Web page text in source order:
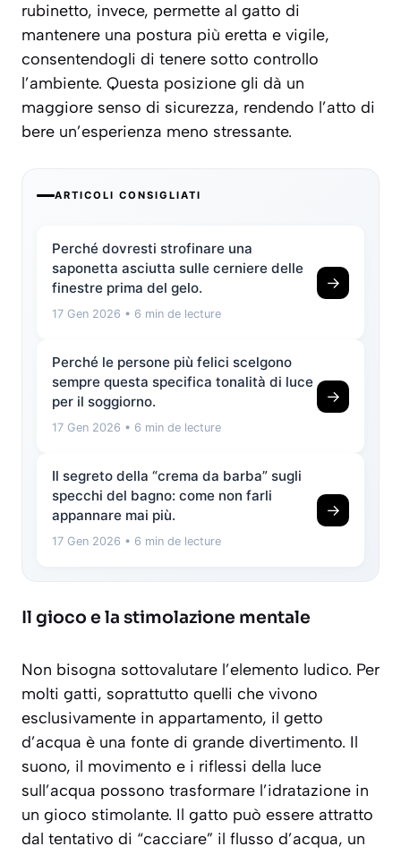
rubinetto, invece, permette al gatto di
mantenere una postura più eretta e vigile,
consentendogli di tenere sotto controllo
l’ambiente. Questa posizione gli dà un
maggiore senso di sicurezza, rendendo l’atto di
bere un’esperienza meno stressante.
ARTICOLI CONSIGLIATI
Perché dovresti strofinare una
saponetta asciutta sulle cerniere delle
finestre prima del gelo.
17 Gen 2026 • 6 min de lecture
→
Perché le persone più felici scelgono
sempre questa specifica tonalità di luce
per il soggiorno.
17 Gen 2026 • 6 min de lecture
→
Il segreto della “crema da barba” sugli
specchi del bagno: come non farli
appannare mai più.
17 Gen 2026 • 6 min de lecture
→
Il gioco e la stimolazione mentale
Non bisogna sottovalutare l’elemento ludico. Per
molti gatti, soprattutto quelli che vivono
esclusivamente in appartamento, il getto
d’acqua è una fonte di grande divertimento. Il
suono, il movimento e i riflessi della luce
sull’acqua possono trasformare l’idratazione in
un gioco stimolante. Il gatto può essere attratto
dal tentativo di “cacciare” il flusso d’acqua, un